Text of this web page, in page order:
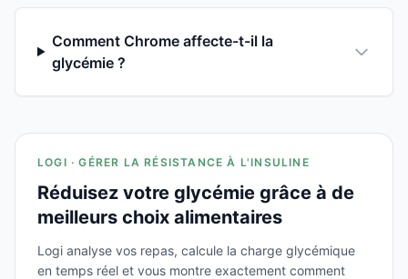
Comment Chrome affecte-t-il la
glycémie ?
LOGI · GÉRER LA RÉSISTANCE À L'INSULINE
Réduisez votre glycémie grâce à de
meilleurs choix alimentaires
Logi analyse vos repas, calcule la charge glycémique
en temps réel et vous montre exactement comment